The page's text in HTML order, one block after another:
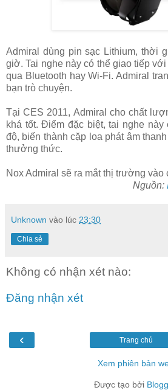
Admiral dùng pin sạc Lithium, thời
giờ. Tai nghe này có thể giao tiếp
qua Bluetooth hay Wi-Fi. Admiral
bạn trò chuyện.
Tại CES 2011, Admiral cho chất
khá tốt. Điểm đặc biệt, tai nghe này
độ, biến thành cặp loa phát âm
thưởng thức.
Nox Admiral sẽ ra mắt thị trường vào
Nguồn:
Unknown vào lúc 23:30
Chia sẻ
Không có nhận xét nào:
Đăng nhận xét
‹ Trang chủ
Xem phiên bản
Được tạo bởi